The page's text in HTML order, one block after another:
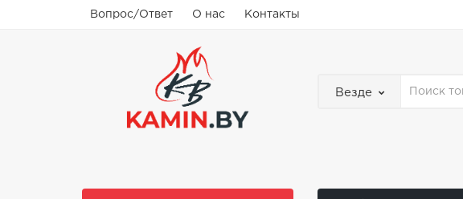
Вопрос/Ответ О нас Контакты
Везде